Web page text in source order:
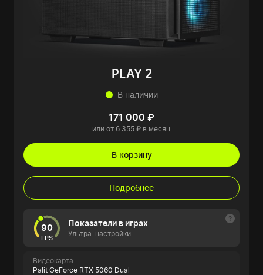
PLAY 2
В наличии
171 000 ₽
или от 6 355 ₽ в месяц
В корзину
Подробнее
90
FPS
Показатели в играх
Ультра-настройки
Видеокарта
Palit GeForce RTX 5060 Dual